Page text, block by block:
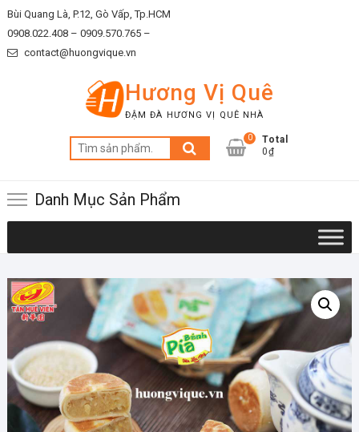
Skip
to
content
Bùi Quang Là, P.12, Gò Vấp, Tp.HCM
0908.022.408 – 0909.570.765 –
contact@huongvique.vn
Hương Vị Quê
ĐẬM ĐÀ HƯƠNG VỊ QUÊ NHÀ
Tìm
kiếm:
0
Total
0₫
Danh Mục Sản Phẩm